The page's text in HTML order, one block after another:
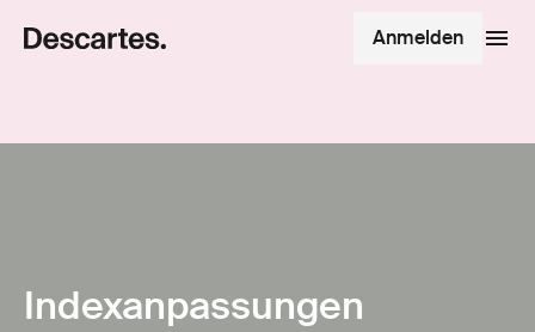
Anmelden
Indexanpassungen